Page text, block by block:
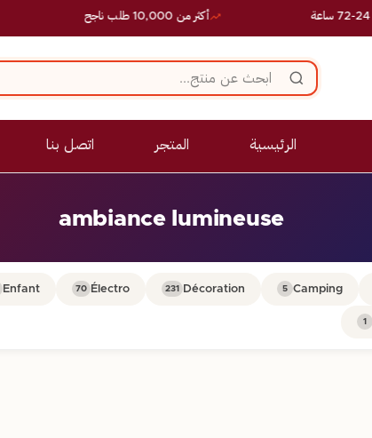
أكثر من 10,000 طلب ناجح
الرئيسية المتجر اتصل بنا
ambiance lumineuse
Camping
5
Décoration
231
Électro
70
Enfant
1